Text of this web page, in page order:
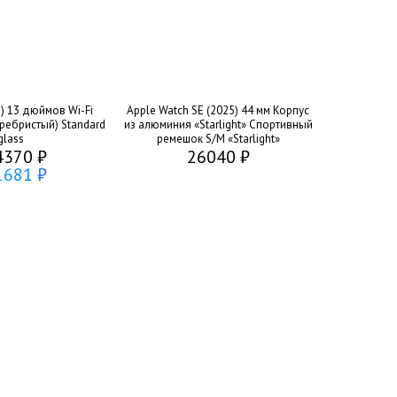
13 дюймов Wi-Fi
Standard
₽
₽
Apple Watch SE (2025) 44 мм Корпус
из алюминия «Starlight» Спортивный
ремешок S/M «Starlight»
26040 ₽